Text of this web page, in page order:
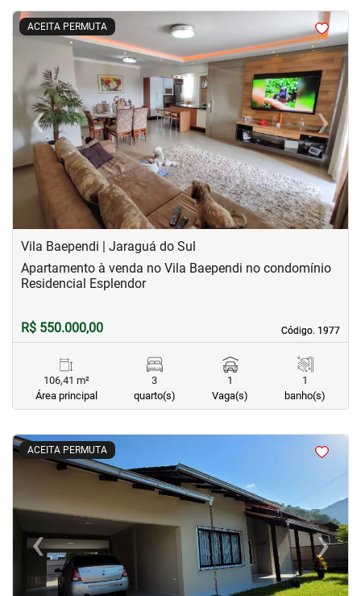
ACEITA PERMUTA
< <<<
‹Previous ›Next
Vila Baependi | Jaraguá do Sul
Código. 1977
Código. 1977
Apartamento à venda no Vila Baependi no condomínio
Residencial Esplendor
R$ 550.000,00
106,41 m²
Área principal
3
quarto(s)
1
Vaga(s)
1
banho(s)
ACEITA PERMUTA
<<<<
‹Previous ›Next